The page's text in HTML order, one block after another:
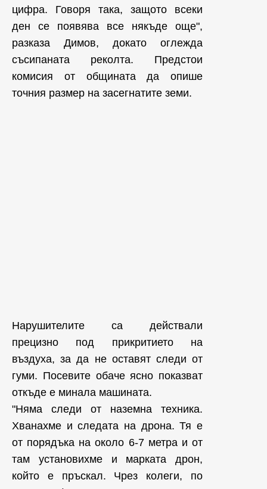
цифра. Говоря така, защото всеки
ден се появява все някъде още",
разказа Димов, докато оглежда
съсипаната реколта. Предстои
комисия от общината да опише
точния размер на засегнатите земи.
Нарушителите са действали
прецизно под прикритието на
въздуха, за да не оставят следи от
гуми. Посевите обаче ясно показват
откъде е минала машината.
"Няма следи от наземна техника.
Хванахме и следата на дрона. Тя е
от порядъка на около 6-7 метра и от
там установихме и марката дрон,
който е пръскал. Чрез колеги, по